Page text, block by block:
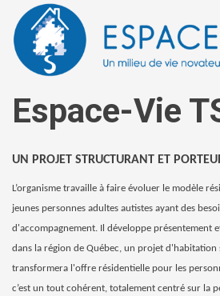
Espace-Vie
UN PROJET STRUCTURANT ET
L’organisme travaille à faire évoluer le modèle
jeunes personnes adultes autistes ayant des
d'accompagnement. Il développe présentement
dans la région de Québec, un projet d'habitation
transformera l'offre résidentielle pour les
c’est un tout cohérent, totalement centré sur la